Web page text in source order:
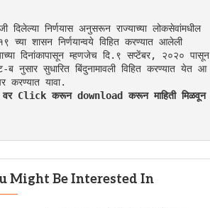
निर्णयास अनुसरून राज्याच्या लोकसेवांमधील
शासन निर्णयान्वये विहित करण्यात आलेली
दिनांकापासून म्हणजेच दि.९ सप्टेंबर, २०२० पासून
ब नुसार सुधारित बिंदुनामावली विहित करण्यात येत आ
करण्यात यावा.
वर Click करून download करून माहिती मिळवून
Might Be Interested In